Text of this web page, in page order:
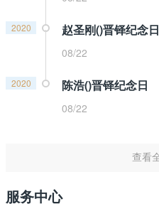
2020 赵圣刚()晋铎纪念日
08/22
2020 陈浩()晋铎纪念日
08/22
服务中心